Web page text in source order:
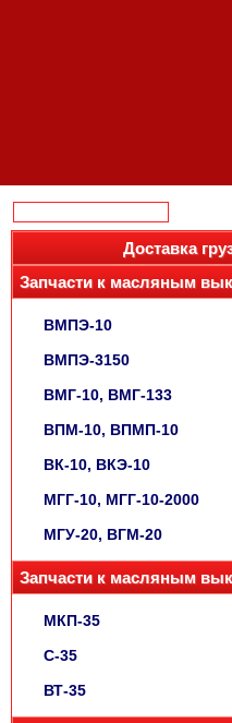
Доставка
Запчасти к масляным
ВМПЭ-10
ВМПЭ-3150
ВМГ-10, ВМГ-133
ВПМ-10, ВПМП-10
ВК-10, ВКЭ-10
МГГ-10, МГГ-10-2000
МГУ-20, ВГМ-20
Запчасти к масляным
МКП-35
С-35
ВТ-35